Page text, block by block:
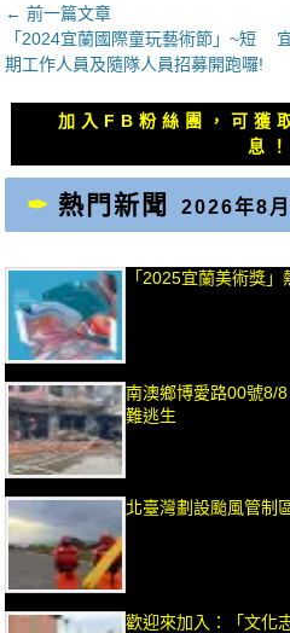
文
章
導
覽
← 前一篇文章
上
一
「2024宜蘭國際童玩藝術節」~短
期工作人員及隨隊人員招募開跑囉!
下
文
章
加入FB粉絲團，可獲
息！
熱門新聞 2026年8月
「2025宜蘭美術獎
南澳鄉博愛路00號8/
難逃生
北臺灣劃設颱風管制
歡迎來加入：「文化